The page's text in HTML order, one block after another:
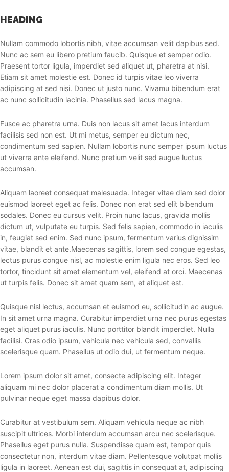
HEADING
Nullam commodo lobortis nibh, vitae accumsan velit dapibus sed.
Nunc ac sem eu libero pretium faucib. Quisque et semper odio.
Praesent tortor ligula, imperdiet sed aliquet ut, pharetra at nisi.
Etiam sit amet molestie est. Donec id turpis vitae leo viverra
adipiscing at sed nisi. Donec ut justo nunc. Vivamu bibendum erat
ac nunc sollicitudin lacinia. Phasellus sed lacus magna.
Fusce ac pharetra urna. Duis non lacus sit amet lacus interdum
facilisis sed non est. Ut mi metus, semper eu dictum nec,
condimentum sed sapien. Nullam lobortis nunc semper ipsum luctus
ut viverra ante eleifend. Nunc pretium velit sed augue luctus
accumsan.
Aliquam laoreet consequat malesuada. Integer vitae diam sed dolor
euismod laoreet eget ac felis. Donec non erat sed elit bibendum
sodales. Donec eu cursus velit. Proin nunc lacus, gravida mollis
dictum ut, vulputate eu turpis. Sed felis sapien, commodo in iaculis
in, feugiat sed enim. Sed nunc ipsum, fermentum varius dignissim
vitae, blandit et ante.Maecenas sagittis, lorem sed congue egestas,
lectus purus congue nisl, ac molestie enim ligula nec eros. Sed leo
tortor, tincidunt sit amet elementum vel, eleifend at orci. Maecenas
ut turpis felis. Donec sit amet quam sem, et aliquet est.
Quisque nisl lectus, accumsan et euismod eu, sollicitudin ac augue.
In sit amet urna magna. Curabitur imperdiet urna nec purus egestas
eget aliquet purus iaculis. Nunc porttitor blandit imperdiet. Nulla
facilisi. Cras odio ipsum, vehicula nec vehicula sed, convallis
scelerisque quam. Phasellus ut odio dui, ut fermentum neque.
Lorem ipsum dolor sit amet, consecte adipiscing elit. Integer
aliquam mi nec dolor placerat a condimentum diam mollis. Ut
pulvinar neque eget massa dapibus dolor.
Curabitur at vestibulum sem. Aliquam vehicula neque ac nibh
suscipit ultrices. Morbi interdum accumsan arcu nec scelerisque.
Phasellus eget purus nulla. Suspendisse quam est, tempor quis
consectetur non, interdum vitae diam. Pellentesque volutpat mollis
ligula in laoreet. Aenean est dui, sagittis in consequat at, adipiscing